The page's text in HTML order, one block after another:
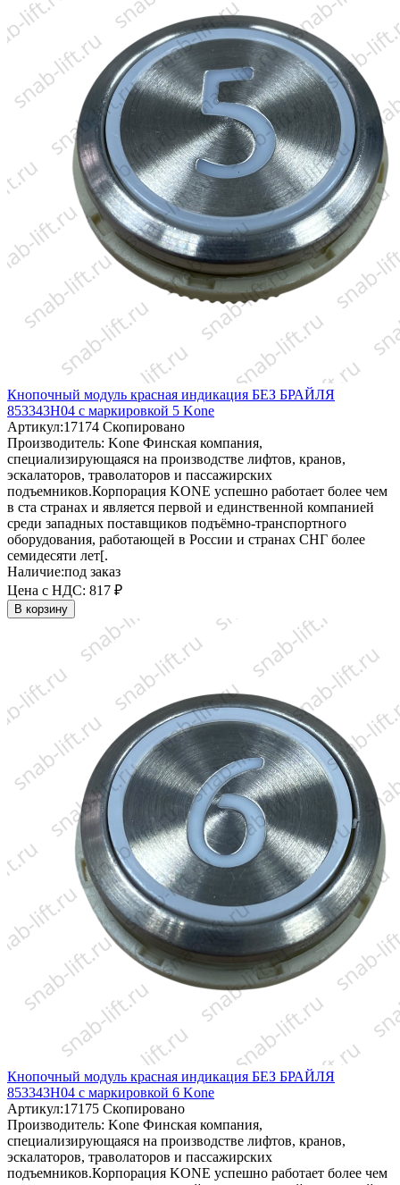
Кнопочный модуль красная индикация БЕЗ БРАЙЛЯ
853343H04 с маркировкой 5 Kone
Артикул:17174 Скопировано
Производитель: Kone Финская компания,
специализирующаяся на производстве лифтов, кранов,
эскалаторов, траволаторов и пассажирских
подъемников.Корпорация KONE успешно работает более чем
в ста странах и является первой и единственной компанией
среди западных поставщиков подъёмно-транспортного
оборудования, работающей в России и странах СНГ более
семидесяти лет[.
Наличие:под заказ
Цена с НДС: 817 ₽
В корзину
Кнопочный модуль красная индикация БЕЗ БРАЙЛЯ
853343H04 с маркировкой 6 Kone
Артикул:17175 Скопировано
Производитель: Kone Финская компания,
специализирующаяся на производстве лифтов, кранов,
эскалаторов, траволаторов и пассажирских
подъемников.Корпорация KONE успешно работает более чем